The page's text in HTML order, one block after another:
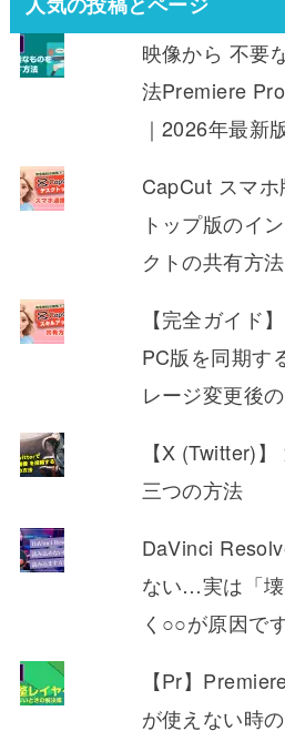
映像から 不要
法Premiere
｜2026年最新
CapCut スマ
トップ版のイ
クトの共有方法
【完全ガイド
PC版を同期す
レージ変更後
【X (Twitter)
三つの方法
DaVinci
ない…実は「
く○○が原因で
【Pr】
が使えない時